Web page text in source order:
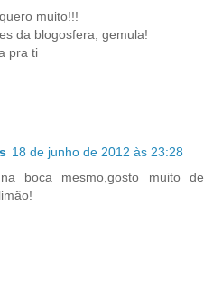
muito!!!
da blogosfera, gemula!
pra ti
18 de junho de 2012 às 23:28
boca mesmo,gosto muito de